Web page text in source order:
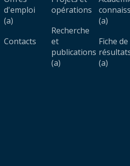
d'emploi
(a)
Contacts
opérations
Recherche
et
publications
(a)
(a)
Fiche de
(a)